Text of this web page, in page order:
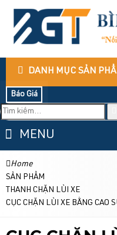
DANH MỤC SẢN
Báo Giá
MENU
Home
SẢN PHẨM
THANH CHẶN LÙI XE
CỤC CHẶN LÙI XE BẰNG CAO